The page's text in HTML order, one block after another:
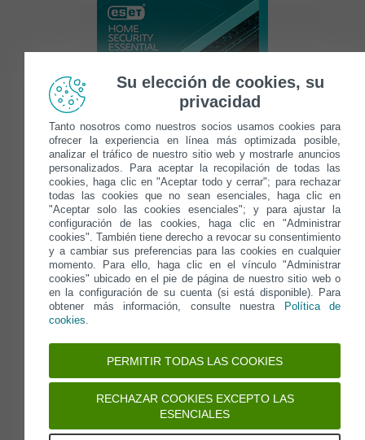
Protección multicapa para tu vida digital
(contiene la solución ESET Internet Security).
Protégete de una forma sencilla con la tecnología
legendaria de ESET. Mantén tu webcam protegida, accede
a tu banca online y disfruta de una navegación más
segura. Contiene la solución ESET Internet Security.
COMPRAR DESDE 39.99€
Su elección de cookies, su
privacidad
Tanto nosotros como nuestros socios usamos cookies para
ofrecer la experiencia en línea más optimizada posible,
analizar el tráfico de nuestro sitio web y mostrarle anuncios
personalizados. Para aceptar la recopilación de todas las
cookies, haga clic en "Aceptar todo y cerrar"; para rechazar
todas las cookies que no sean esenciales, haga clic en
"Aceptar solo las cookies esenciales"; y para ajustar la
configuración de las cookies, haga clic en "Administrar
cookies". También tiene derecho a revocar su consentimiento
y a cambiar sus preferencias para las cookies en cualquier
momento. Para ello, haga clic en el vínculo "Administrar
cookies" ubicado en el pie de página de nuestro sitio web o
en la configuración de su cuenta (si está disponible). Para
obtener más información, consulte nuestra
Política de
cookies.
PERMITIR TODAS LAS COOKIES
RECHAZAR COOKIES EXCEPTO LAS
ESENCIALES